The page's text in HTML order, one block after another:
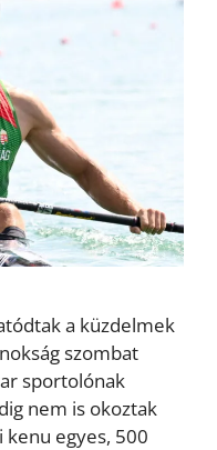
a küzdelmek
szombat
sportolónak
nem is okoztak
kenu egyes, 500